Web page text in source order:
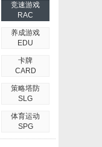
竞速游戏
RAC
养成游戏
EDU
卡牌
CARD
策略塔防
SLG
体育运动
SPG